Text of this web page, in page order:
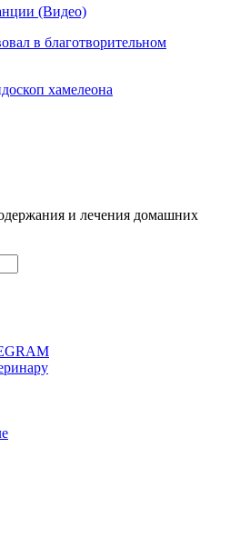
(Видео)
в благотворительном
хамелеона
и лечения домашних